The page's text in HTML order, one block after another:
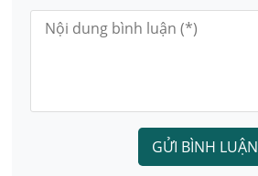
GỬI BÌNH LUẬN